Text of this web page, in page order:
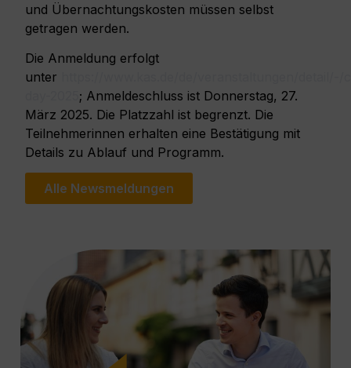
und Übernachtungskosten müssen selbst
getragen werden.
Die Anmeldung erfolgt
unter
; Anmeldeschluss ist Donnerstag, 27.
März 2025. Die Platzzahl ist begrenzt. Die
Teilnehmerinnen erhalten eine Bestätigung mit
Details zu Ablauf und Programm.
Alle Newsmeldungen